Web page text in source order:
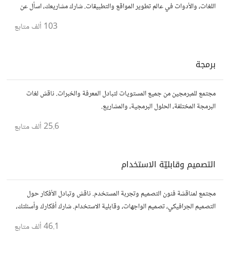
اللغات، والأدوات في عالم تطوير المواقع والتطبيقات. شارك مشاريعك، اسأل عن
103 ألف متابع
برمجة
مجتمع للمبرمجين من جميع المستويات لتبادل المعرفة والخبرات. ناقش لغات
البرمجة المختلفة، الحلول البرمجية، والمشاريع.
25.6 ألف متابع
التصميم وقابليّة الاستخدام
مجتمع لمناقشة فنون التصميم وتجربة المستخدم. ناقش وتبادل الأفكار حول
التصميم الجرافيكي، تصميم الواجهات، وقابلية الاستخدام. شارك أفكارك وأسئلتك،
وتواصل مع مصممين ومتخصصين في تحسين تجربة المستخدم.
46.1 ألف متابع